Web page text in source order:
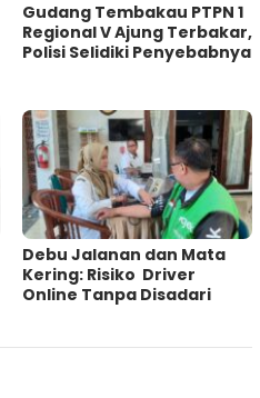
Gudang Tembakau PTPN 1
Regional V Ajung Terbakar,
Polisi Selidiki Penyebabnya
Debu Jalanan dan Mata
Kering: Risiko Driver
Online Tanpa Disadari